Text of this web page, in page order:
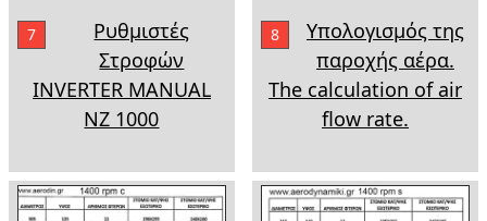
7
Ρυθμιστές
Στροφών
INVERTER MANUAL
NZ 1000
8
Υπολογισμός της
παροχής αέρα.
The calculation of air
flow rate.